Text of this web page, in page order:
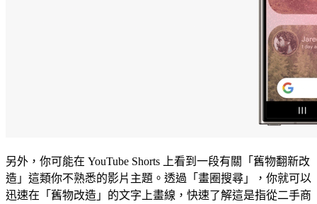
另外，你可能在 YouTube Shorts 上看到一段有關「舊物翻新改
造」這類你不熟悉的影片主題。透過「畫圈搜尋」，你就可以
迅速在「舊物改造」的文字上畫線，快速了解這是指從二手商